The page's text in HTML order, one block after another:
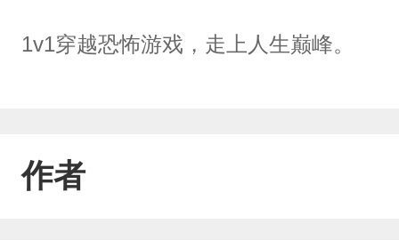
1v1穿越恐怖游戏，走上人生巅峰。
作者